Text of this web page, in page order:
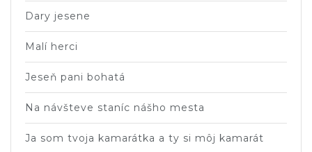
Dary jesene
Malí herci
Jeseň pani bohatá
Na návšteve staníc nášho mesta
Ja som tvoja kamarátka a ty si môj kamarát